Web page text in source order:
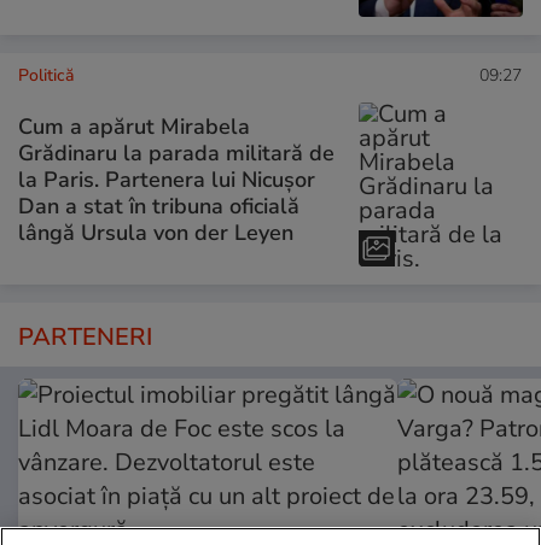
Politică 09:27
Cum a apărut Mirabela
Grădinaru la parada militară de
la Paris. Partenera lui Nicușor
Dan a stat în tribuna oficială
lângă Ursula von der Leyen
PARTENERI